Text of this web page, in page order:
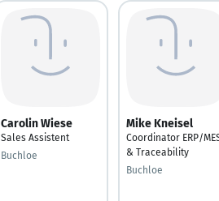
Carolin Wiese
Sales Assistent
Buchloe
Mike Kneisel
Coordinator ERP/
& Traceability
Buchloe